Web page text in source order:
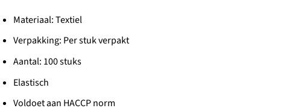
Materiaal: Textiel
Verpakking: Per stuk verpakt
Aantal: 100 stuks
Elastisch
Voldoet aan HACCP norm